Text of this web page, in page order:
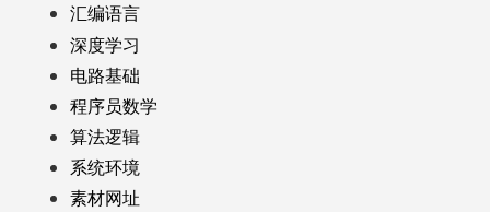
汇编语言
深度学习
电路基础
程序员数学
算法逻辑
系统环境
素材网址